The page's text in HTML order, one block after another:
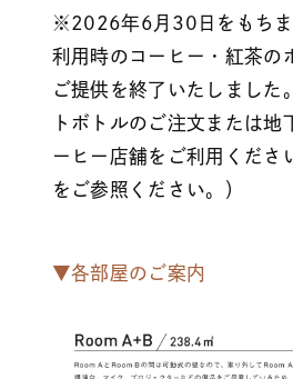
※2026年6月30日をもちま
利用時のコーヒー・紅茶の
ご提供を終了いたしました
トボトルのご注文または地
ーヒー店舗をご利用くださ
をご参照ください。）
▼各部屋のご案内